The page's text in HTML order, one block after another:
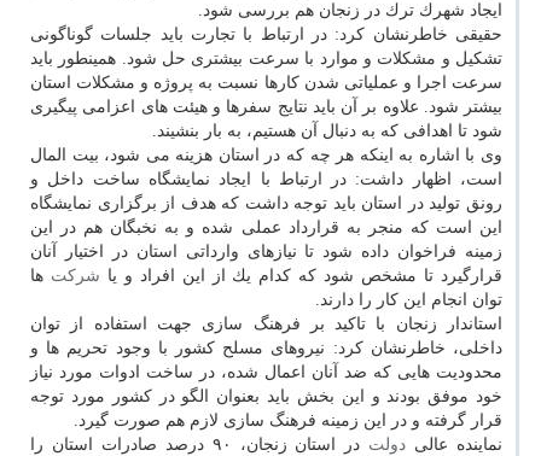
ایجاد شهرك ترك در زنجان هم بررسی شود.
حقیقی خاطرنشان كرد: در ارتباط با تجارت باید جلسات گوناگونی
تشكیل و مشكلات و موارد با سرعت بیشتری حل شود. همینطور باید
سرعت اجرا و عملیاتی شدن كارها نسبت به پروژه و مشكلات استان
بیشتر شود. علاوه بر آن باید نتایج سفرها و هیئت های اعزامی پیگیری
شود تا اهدافی كه به دنبال آن هستیم، به بار بنشیند.
وی با اشاره به اینكه هر چه كه در استان هزینه می شود، بیت المال
است، اظهار داشت: در ارتباط با ایجاد نمایشگاه ساخت داخل و
رونق تولید در استان باید توجه داشت كه هدف از برگزاری نمایشگاه
این است كه منجر به قرارداد عملی شده و به نخبگان هم در این
زمینه فراخوان داده شود تا نیازهای وارداتی استان در اختیار آنان
قرارگیرد تا مشخص شود كه كدام یك از این افراد و یا شركت ها
توان انجام این كار را دارند.
استاندار زنجان با تاكید بر فرهنگ سازی جهت استفاده از توان
داخلی، خاطرنشان كرد: نیروهای مسلح كشور با وجود تحریم ها و
محدودیت هایی كه ضد آنان اعمال شده، در ساخت ادوات مورد نیاز
خود موفق بودند و این بخش باید بعنوان الگو در كشور مورد توجه
قرار گرفته و در این زمینه فرهنگ سازی لازم هم صورت گیرد.
نماینده عالی دولت
در استان زنجان، ۹۰ درصد صادرات استان را